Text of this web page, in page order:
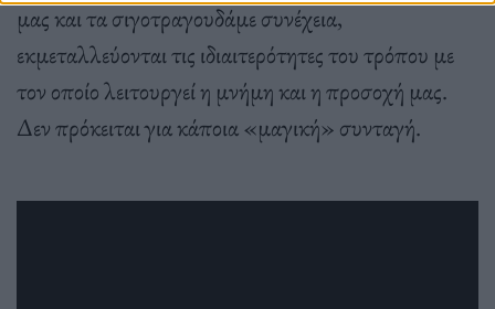
μας και τα σιγοτραγουδάμε συνέχεια,
εκμεταλλεύονται τις ιδιαιτερότητες του τρόπου με
τον οποίο λειτουργεί η μνήμη και η προσοχή μας.
Δεν πρόκειται για κάποια «μαγική» συνταγή.